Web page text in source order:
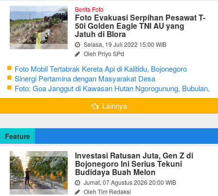
Berita Foto
Foto Evakuasi Serpihan Pesawat T-
50i Golden Eagle TNI AU yang
Jatuh di Blora
Selasa, 19 Juli 2022 15:00 WIB
Oleh Priyo SPd
Foto Mobil Tertabrak Kereta Api di Kalitidu, Bojonegoro
Sinergi Pertamina dengan Masyarakat Desa
Foto: Goa Janggut di Kawasan Hutan Ngorogunung, Bubulan,
Bojonegoro
Lainnya
Feature
Investasi Ratusan Juta, Gen Z di
Bojonegoro Ini Serius Tekuni
Budidaya Buah Melon
Jumat, 07 Agustus 2026 20:00 WIB
Oleh Tim Redaksi